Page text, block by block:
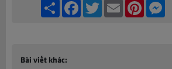
Share Facebook
TwitterEmail Pinterest
Bài viết khác: